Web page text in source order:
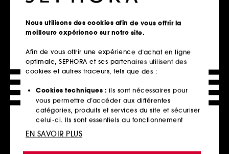
On-the-Glow SuperGlow
Illumintaeur Stick Hydratant
11
26,00€
4 teintes disponibles
M.A.C
Small Eye Shadow
85
28,00€
10 teintes disponibles
Nous utilisons des cookies afin de vous offrir la
meilleure expérience sur notre site.
Afin de vous offrir une expérience d’achat en ligne
optimale, SEPHORA et ses partenaires utilisent des
cookies et autres traceurs, tels que des :
Cookies techniques : ils sont nécessaires pour
vous permettre d’accéder aux différentes
catégories, produits et services du site et sécuriser
celui-ci. Ils sont essentiels au fonctionnement
technique du site et ne peuvent être désactivés.
EN SAVOIR PLUS